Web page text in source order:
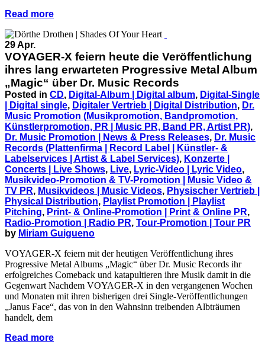
Read more
29 Apr.
VOYAGER-X feiern heute die Veröffentlichung
ihres lang erwarteten Progressive Metal Album
„Magic“ über Dr. Music Records
Posted in CD, Digital-Album | Digital album, Digital-Single
| Digital single, Digitaler Vertrieb | Digital Distribution, Dr.
Music Promotion (Musikpromotion, Bandpromotion,
Künstlerpromotion, PR | Music PR, Band PR, Artist PR),
Dr. Music Promotion | News & Press Releases, Dr. Music
Records (Plattenfirma | Record Label | Künstler- &
Labelservices | Artist & Label Services), Konzerte |
Concerts | Live Shows, Live, Lyric-Video | Lyric Video,
Musikvideo-Promotion & TV-Promotion | Music Video &
TV PR, Musikvideos | Music Videos, Physischer Vertrieb |
Physical Distribution, Playlist Promotion | Playlist
Pitching, Print- & Online-Promotion | Print & Online PR,
Radio-Promotion | Radio PR, Tour-Promotion | Tour PR
by Miriam Guigueno
VOYAGER-X feiern mit der heutigen Veröffentlichung ihres
Progressive Metal Albums „Magic“ über Dr. Music Records ihr
erfolgreiches Comeback und katapultieren ihre Musik damit in die
Gegenwart Nachdem VOYAGER-X in den vergangenen Wochen
und Monaten mit ihren bisherigen drei Single-Veröffentlichungen
„Janus Face“, das von in den Wahnsinn treibenden Albträumen
handelt, dem
Read more